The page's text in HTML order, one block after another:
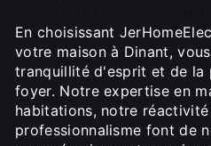
En choisissant
votre maison à Dinant,
tranquillité d'esprit et de
foyer. Notre expertise en
habitations, notre
professionnalisme font de